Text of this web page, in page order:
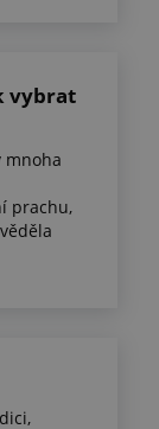
vybrat
mnoha
prachu,